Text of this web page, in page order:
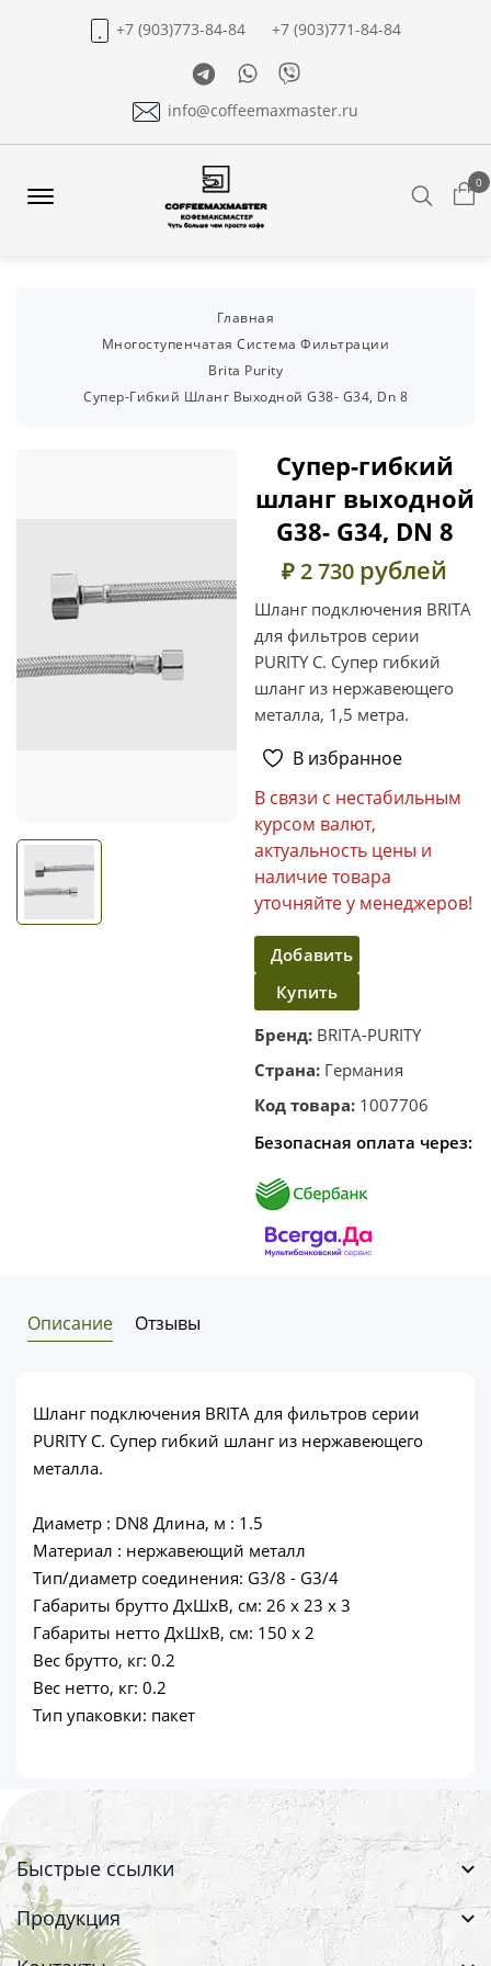
+7 (903)773-84-84
+7 (903)771-84-84
TelegramWhatsapp
Viber
info@coffeemaxmaster.ru
0
Главная
Многоступенчатая Система Фильтрации
Brita Purity
Супер-Гибкий Шланг Выходной G38- G34, Dn 8
Супер-гибкий
шланг выходной
G38- G34, DN 8
₽ 2 730 рублей
Шланг подключения BRITA
для фильтров серии
PURITY С. Супер гибкий
шланг из нержавеющего
металла, 1,5 метра.
В избранное
В связи с нестабильным
курсом валют,
актуальность цены и
наличие товара
уточняйте у менеджеров!
Добавить
в
корзину
Купить
в один
клик
Бренд: BRITA-PURITY
Страна: Германия
Код товара: 1007706
Безопасная оплата через:
Описание Отзывы
Шланг подключения BRITA для фильтров серии
PURITY С. Супер гибкий шланг из нержавеющего
металла.
Диаметр : DN8 Длина, м : 1.5
Материал : нержавеющий металл
Тип/диаметр соединения: G3/8 - G3/4
Габариты брутто ДхШхВ, см: 26 x 23 x 3
Габариты нетто ДхШхВ, см: 150 x 2
Вес брутто, кг: 0.2
Вес нетто, кг: 0.2
Тип упаковки: пакет
Быстрые ссылки
Продукция